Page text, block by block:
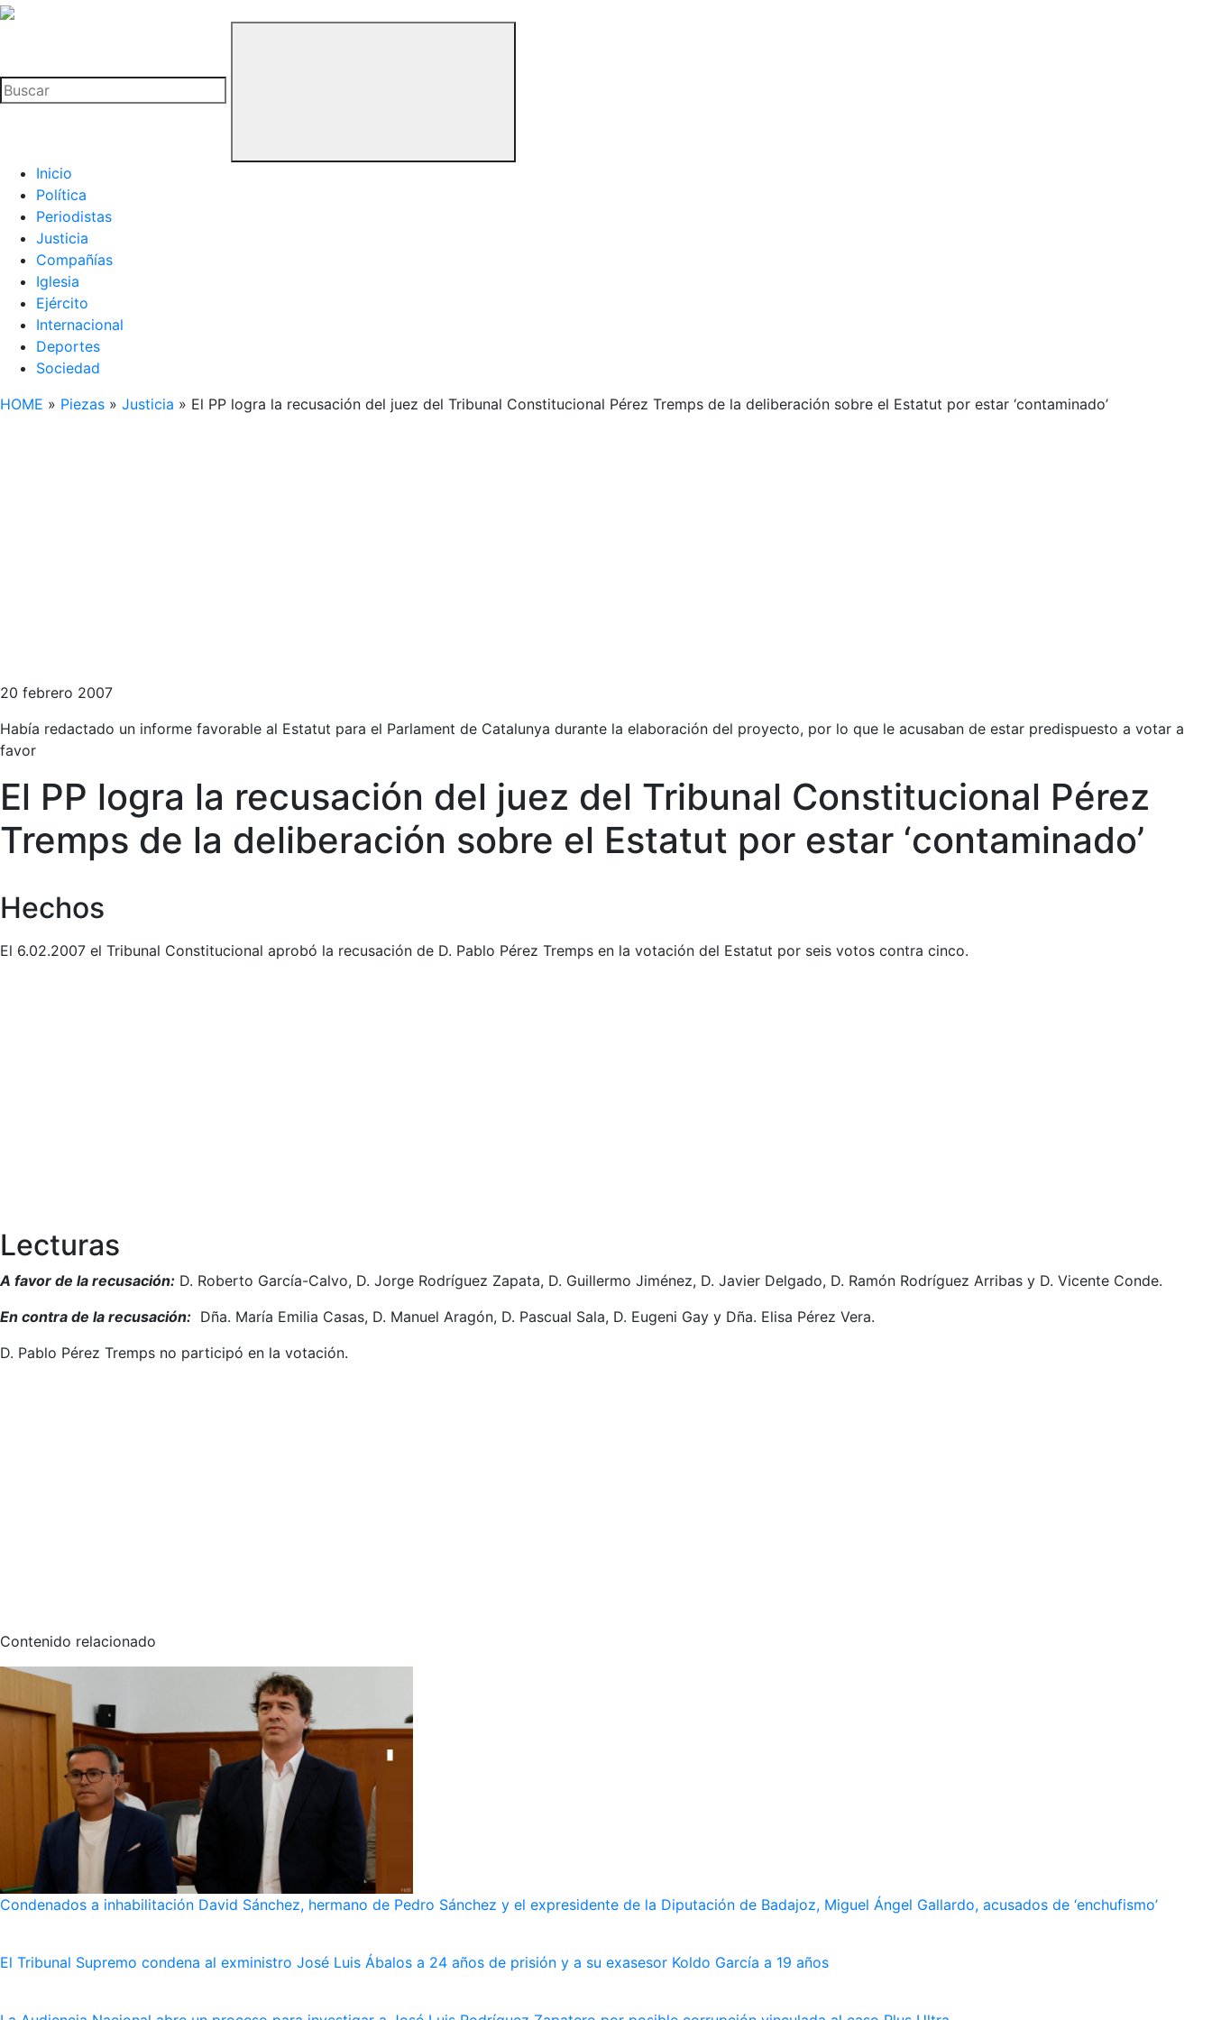
La
Buitre
Inicio
Política
Periodistas
Justicia
Compañías
Iglesia
Ejército
Internacional
Deportes
Sociedad
HOME » Piezas » Justicia » El PP logra la recusación del juez del Tribunal Constitucional Pérez Tremps de la deliberación sobre el Estatut por estar ‘contaminado’
20 febrero 2007
Había redactado un informe favorable al Estatut para el Parlament de Catalunya durante la elaboración del proyecto, por lo que le acusaban de estar predispuesto a votar a
favor
El PP logra la recusación del juez del Tribunal Constitucional Pérez
Tremps de la deliberación sobre el Estatut por estar ‘contaminado’
Hechos
El 6.02.2007 el Tribunal Constitucional aprobó la recusación de D. Pablo Pérez Tremps en la votación del Estatut por seis votos contra cinco.
Lecturas
A favor de la recusación: D. Roberto García-Calvo, D. Jorge Rodríguez Zapata, D. Guillermo Jiménez, D. Javier Delgado, D. Ramón Rodríguez Arribas y D. Vicente Conde.
En contra de la recusación: Dña. María Emilia Casas, D. Manuel Aragón, D. Pascual Sala, D. Eugeni Gay y Dña. Elisa Pérez Vera.
D. Pablo Pérez Tremps no participó en la votación.
Contenido relacionado
Condenados a inhabilitación David Sánchez, hermano de Pedro Sánchez y el expresidente de la Diputación de Badajoz, Miguel Ángel Gallardo, acusados de ‘enchufismo’
El Tribunal Supremo condena al exministro José Luis Ábalos a 24 años de prisión y a su exasesor Koldo García a 19 años